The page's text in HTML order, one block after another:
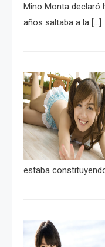
Mino Monta declaró
años saltaba a la […]
estaba